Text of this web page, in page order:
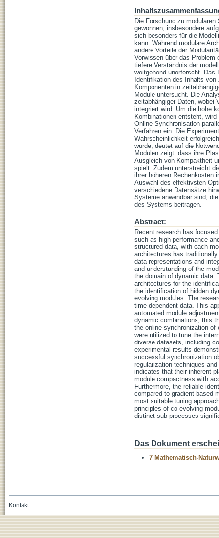
Die Forschung zu
gewonnen, insbesondere
sich besonders für die
kann. Während modulare
andere Vorteile der
Vorwissen über das
tiefere Verständnis der
weitgehend unerforscht. Das
Identifikation des Inhalts
Komponenten in
Module untersucht. Die
zeitabhängiger Daten, wobei
integriert wird. Um die hohe
Kombinationen entsteht,
Online-Synchronisation
Verfahren ein. Die
Wahrscheinlichkeit
wurde, deutet auf die
Modulen zeigt, dass ihre
Ausgleich von Kompaktheit
spielt. Zudem unterstreicht
ihrer höheren Rechenkosten
Auswahl des effektivsten
verschiedene Datensätze
Systeme anwendbar sind,
des Systems beitragen.
Abstract:
Recent research has
such as high performance
structured data, with each
architectures has
data representations and
and understanding of the
the domain of dynamic data.
architectures for the
the identification of hidden
evolving modules. The
time-dependent data. This
automated module
dynamic combinations, this
the online synchronization of
were utilized to tune the
diverse datasets, including
experimental results
successful synchronization
regularization techniques
indicates that their inherent
module compactness with
Furthermore, the reliable
compared to gradient-based
most suitable tuning
principles of co-evolving
distinct sub-processes
Das Dokument
7 Mathematisch-
Kontakt